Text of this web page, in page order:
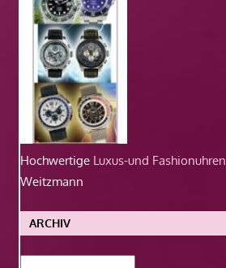
Hochwertige Luxus-und Fashionuhren
Weitzmann
ARCHIV